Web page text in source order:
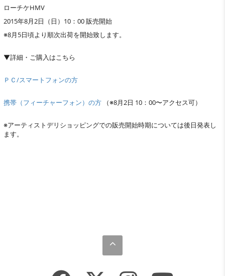
ローチケHMV
2015年8月2日（日）10：00 販売開始
※8月5日頃より順次出荷を開始致します。
▼詳細・ご購入はこちら
ＰＣ/スマートフォンの方
携帯（フィーチャーフォン）の方 （※8月2日 10：00〜アクセス可）
※アーティストデリショッピングでの販売開始時期については後日発表し
ます。